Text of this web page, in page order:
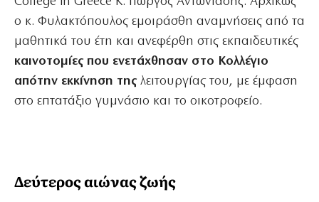
ο κ. Φυλακτόπουλος εμοιράσθη αναμνήσεις από τα
μαθητικά του έτη και ανεφέρθη στις εκπαιδευτικές
καινοτομίες που ενετάχθησαν στο Κολλέγιο
απότην εκκίνηση της λειτουργίας του, με έμφαση
στο επτατάξιο γυμνάσιο και το οικοτροφείο.
Δεύτερος αιώνας ζωής